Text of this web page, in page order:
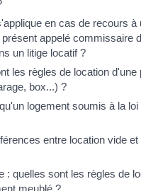
en cas de recours à
appelé commissaire
un litige locatif ?
les règles de location d'une
box...) ?
logement soumis à la loi
entre location vide et
: quelles sont les règles de
meublé ?